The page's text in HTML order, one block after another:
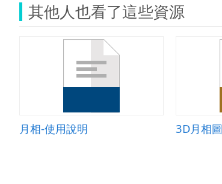
其他人也看了這些資源
月相-使用說明 3D月相圖